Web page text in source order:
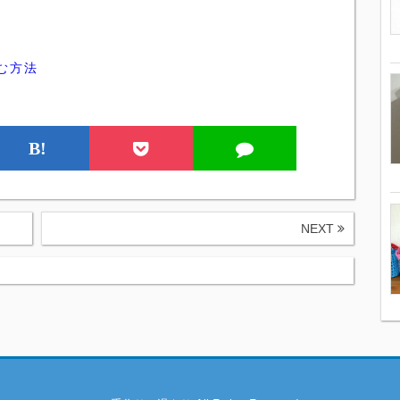
方法
B!
NEXT